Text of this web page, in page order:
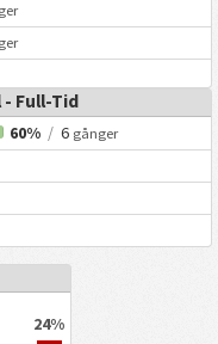
Full-Tid
60% / 6 gånger
24%